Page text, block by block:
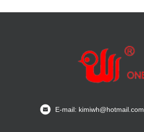
E-mail: kimiwh@hotmail.com